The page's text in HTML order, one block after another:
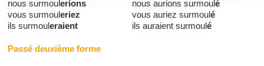
nous surmoulerions
vous surmouleriez
ils surmouleraient
nous aurions surmoulé
vous auriez surmoulé
ils auraient surmoulé
Passé deuxième forme